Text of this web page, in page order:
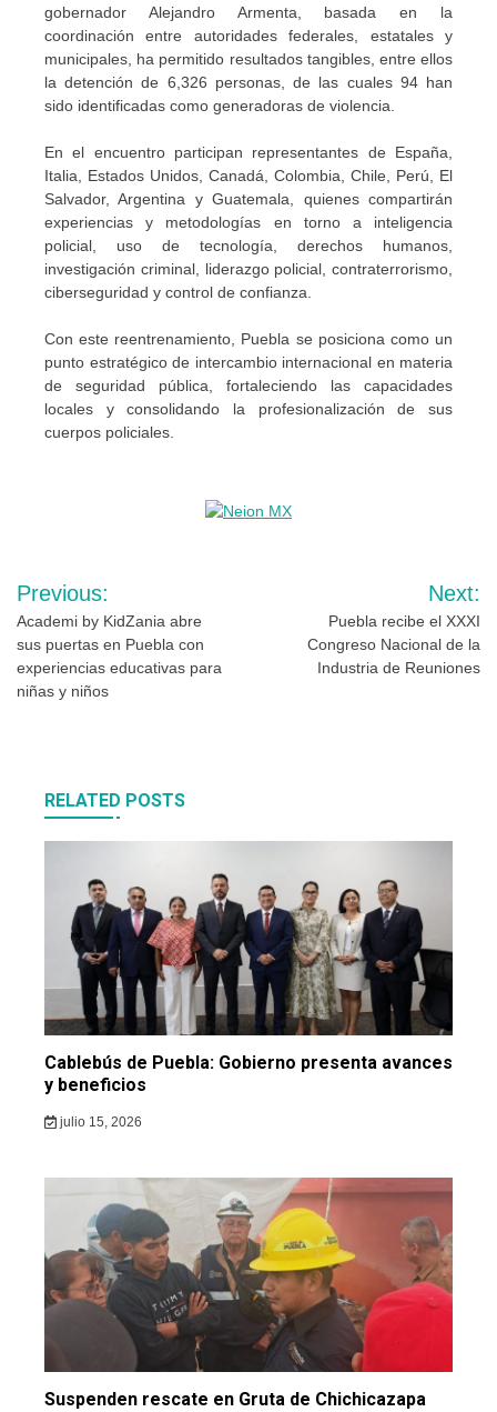
gobernador Alejandro Armenta, basada en la
coordinación entre autoridades federales, estatales y
municipales, ha permitido resultados tangibles, entre ellos
la detención de 6,326 personas, de las cuales 94 han
sido identificadas como generadoras de violencia.
En el encuentro participan representantes de España,
Italia, Estados Unidos, Canadá, Colombia, Chile, Perú, El
Salvador, Argentina y Guatemala, quienes compartirán
experiencias y metodologías en torno a inteligencia
policial, uso de tecnología, derechos humanos,
investigación criminal, liderazgo policial, contraterrorismo,
ciberseguridad y control de confianza.
Con este reentrenamiento, Puebla se posiciona como un
punto estratégico de intercambio internacional en materia
de seguridad pública, fortaleciendo las capacidades
locales y consolidando la profesionalización de sus
cuerpos policiales.
Navegación
de
entradas
Previous:
Academi by KidZania abre
sus puertas en Puebla con
experiencias educativas para
niñas y niños
Next:
Puebla recibe el XXXI
Congreso Nacional de la
Industria de Reuniones
RELATED POSTS
Cablebús de Puebla: Gobierno presenta avances
y beneficios
julio 15, 2026
Suspenden rescate en Gruta de Chichicazapa